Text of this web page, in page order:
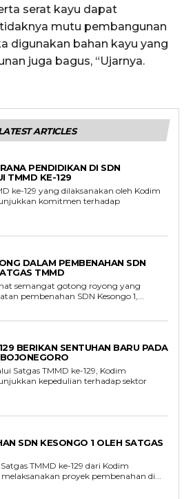
serat kayu dapat
mutu pembangunan
digunakan bahan kayu yang
juga bagus, “Ujarnya.
ARTICLES
PENDIDIKAN DI SDN
TMMD KE-129
ke-129 yang dilaksanakan oleh Kodim
komitmen terhadap
DALAM PEMBENAHAN SDN
TMMD
semangat gotong royong yang
pembenahan SDN Kesongo 1,...
BERIKAN SENTUHAN BARU PADA
Satgas TMMD ke-129, Kodim
kepedulian terhadap sektor
SDN KESONGO 1 OLEH SATGAS
TMMD ke-129 dari Kodim
proyek pembenahan di...